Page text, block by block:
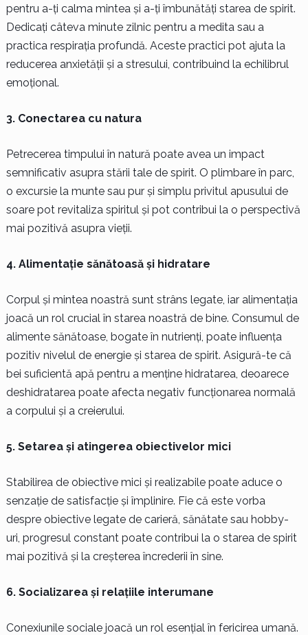
pentru a-ți calma mintea și a-ți îmbunătăți starea de spirit.
Dedicați câteva minute zilnic pentru a medita sau a
practica respirația profundă. Aceste practici pot ajuta la
reducerea anxietății și a stresului, contribuind la echilibrul
emoțional.
3. Conectarea cu natura
Petrecerea timpului în natură poate avea un impact
semnificativ asupra stării tale de spirit. O plimbare în parc,
o excursie la munte sau pur și simplu privitul apusului de
soare pot revitaliza spiritul și pot contribui la o perspectivă
mai pozitivă asupra vieții.
4. Alimentație sănătoasă și hidratare
Corpul și mintea noastră sunt strâns legate, iar alimentația
joacă un rol crucial în starea noastră de bine. Consumul de
alimente sănătoase, bogate în nutrienți, poate influența
pozitiv nivelul de energie și starea de spirit. Asigură-te că
bei suficientă apă pentru a menține hidratarea, deoarece
deshidratarea poate afecta negativ funcționarea normală
a corpului și a creierului.
5. Setarea și atingerea obiectivelor mici
Stabilirea de obiective mici și realizabile poate aduce o
senzație de satisfacție și împlinire. Fie că este vorba
despre obiective legate de carieră, sănătate sau hobby-
uri, progresul constant poate contribui la o starea de spirit
mai pozitivă și la creșterea încrederii în sine.
6. Socializarea și relațiile interumane
Conexiunile sociale joacă un rol esențial în fericirea umană.